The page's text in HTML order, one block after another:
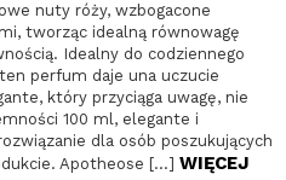
nuty róży, wzbogacone
tworząc idealną równowagę
Idealny do codziennego
perfum daje una uczucie
który przyciąga uwagę, nie
100 ml, elegante i
dla osób poszukujących
Apotheose […] WIĘCEJ